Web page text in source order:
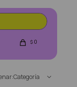
$ 0
Categoría